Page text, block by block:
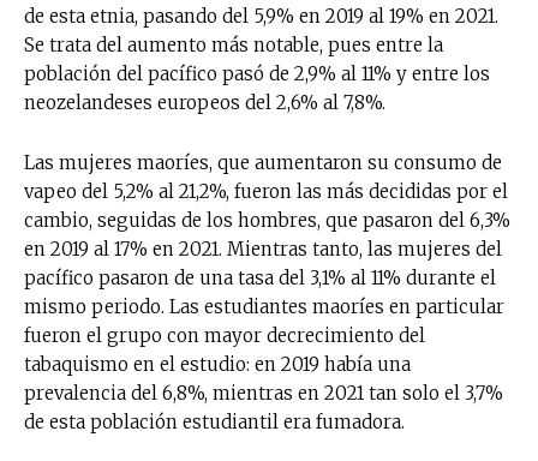
de esta etnia, pasando del 5,9% en 2019 al 19% en 2021.
Se trata del aumento más notable, pues entre la
población del pacífico pasó de 2,9% al 11% y entre los
neozelandeses europeos del 2,6% al 7,8%.
Las mujeres maoríes, que aumentaron su consumo de
vapeo del 5,2% al 21,2%, fueron las más decididas por el
cambio, seguidas de los hombres, que pasaron del 6,3%
en 2019 al 17% en 2021. Mientras tanto, las mujeres del
pacífico pasaron de una tasa del 3,1% al 11% durante el
mismo periodo. Las estudiantes maoríes en particular
fueron el grupo con mayor decrecimiento del
tabaquismo en el estudio: en 2019 había una
prevalencia del 6,8%, mientras en 2021 tan solo el 3,7%
de esta población estudiantil era fumadora.